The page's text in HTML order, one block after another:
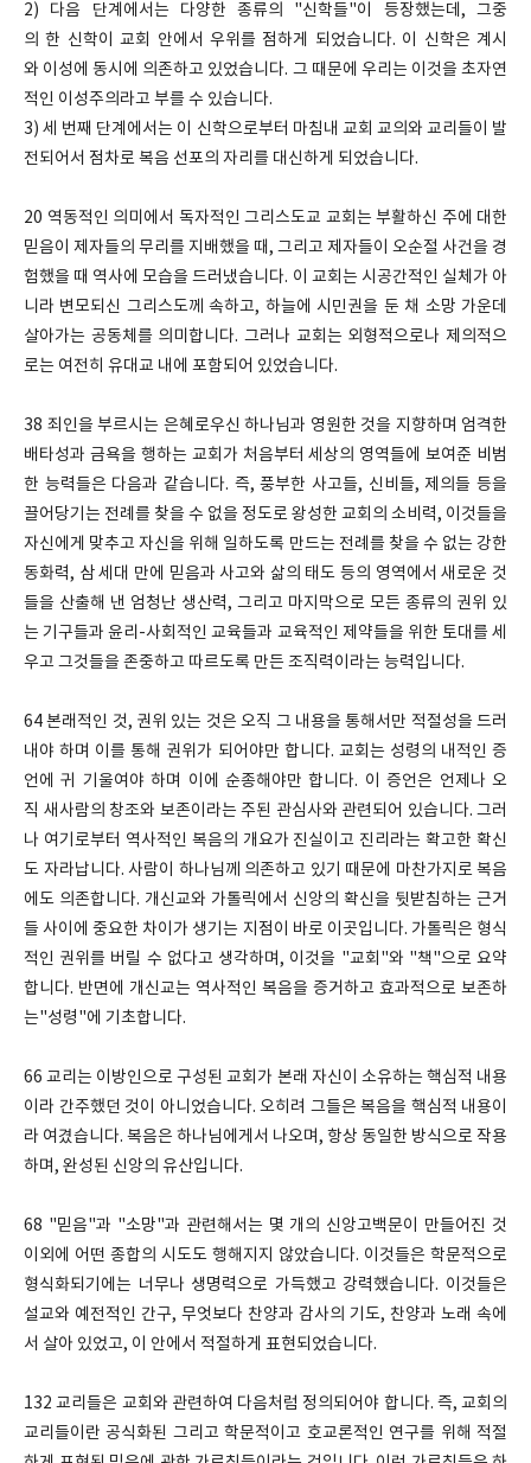
2) 다음 단계에서는 다양한 종류의 "신학들"이 등장했는데, 그중
의 한 신학이 교회 안에서 우위를 점하게 되었습니다. 이 신학은 계시
와 이성에 동시에 의존하고 있었습니다. 그 때문에 우리는 이것을 초자연
적인 이성주의라고 부를 수 있습니다.
3) 세 번째 단계에서는 이 신학으로부터 마침내 교회 교의와 교리들이 발
전되어서 점차로 복음 선포의 자리를 대신하게 되었습니다.
20 역동적인 의미에서 독자적인 그리스도교 교회는 부활하신 주에 대한
믿음이 제자들의 무리를 지배했을 때, 그리고 제자들이 오순절 사건을 경
험했을 때 역사에 모습을 드러냈습니다. 이 교회는 시공간적인 실체가 아
니라 변모되신 그리스도께 속하고, 하늘에 시민권을 둔 채 소망 가운데
살아가는 공동체를 의미합니다. 그러나 교회는 외형적으로나 제의적으
로는 여전히 유대교 내에 포함되어 있었습니다.
38 죄인을 부르시는 은혜로우신 하나님과 영원한 것을 지향하며 엄격한
배타성과 금욕을 행하는 교회가 처음부터 세상의 영역들에 보여준 비범
한 능력들은 다음과 같습니다. 즉, 풍부한 사고들, 신비들, 제의들 등을
끌어당기는 전례를 찾을 수 없을 정도로 왕성한 교회의 소비력, 이것들을
자신에게 맞추고 자신을 위해 일하도록 만드는 전례를 찾을 수 없는 강한
동화력, 삼 세대 만에 믿음과 사고와 삶의 태도 등의 영역에서 새로운 것
들을 산출해 낸 엄청난 생산력, 그리고 마지막으로 모든 종류의 권위 있
는 기구들과 윤리-사회적인 교육들과 교육적인 제약들을 위한 토대를 세
우고 그것들을 존중하고 따르도록 만든 조직력이라는 능력입니다.
64 본래적인 것, 권위 있는 것은 오직 그 내용을 통해서만 적절성을 드러
내야 하며 이를 통해 권위가 되어야만 합니다. 교회는 성령의 내적인 증
언에 귀 기울여야 하며 이에 순종해야만 합니다. 이 증언은 언제나 오
직 새사람의 창조와 보존이라는 주된 관심사와 관련되어 있습니다. 그러
나 여기로부터 역사적인 복음의 개요가 진실이고 진리라는 확고한 확신
도 자라납니다. 사람이 하나님께 의존하고 있기 때문에 마찬가지로 복음
에도 의존합니다. 개신교와 가톨릭에서 신앙의 확신을 뒷받침하는 근거
들 사이에 중요한 차이가 생기는 지점이 바로 이곳입니다. 가톨릭은 형식
적인 권위를 버릴 수 없다고 생각하며, 이것을 "교회"와 "책"으로 요약
합니다. 반면에 개신교는 역사적인 복음을 증거하고 효과적으로 보존하
는"성령"에 기초합니다.
66 교리는 이방인으로 구성된 교회가 본래 자신이 소유하는 핵심적 내용
이라 간주했던 것이 아니었습니다. 오히려 그들은 복음을 핵심적 내용이
라 여겼습니다. 복음은 하나님에게서 나오며, 항상 동일한 방식으로 작용
하며, 완성된 신앙의 유산입니다.
68 "믿음"과 "소망"과 관련해서는 몇 개의 신앙고백문이 만들어진 것
이외에 어떤 종합의 시도도 행해지지 않았습니다. 이것들은 학문적으로
형식화되기에는 너무나 생명력으로 가득했고 강력했습니다. 이것들은
설교와 예전적인 간구, 무엇보다 찬양과 감사의 기도, 찬양과 노래 속에
서 살아 있었고, 이 안에서 적절하게 표현되었습니다.
132 교리들은 교회와 관련하여 다음처럼 정의되어야 합니다. 즉, 교회의
교리들이란 공식화된 그리고 학문적이고 호교론적인 연구를 위해 적절